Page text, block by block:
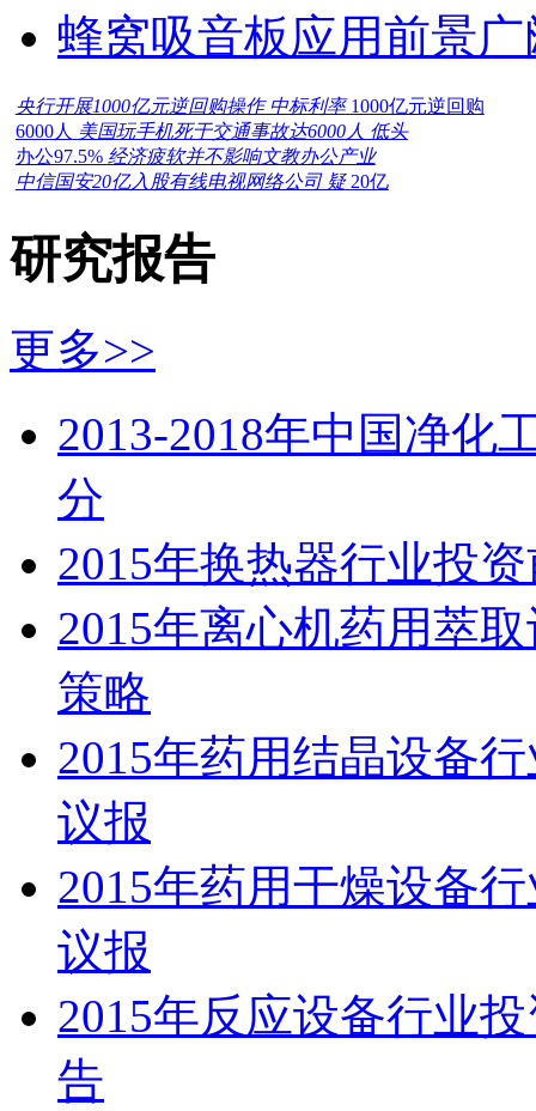
蜂窝吸音板应用前景
央行开展1000亿元逆回购操作 中标利率 1000亿元逆回购
6000人 美国玩手机死于交通事故达6000人 低头
办公97.5% 经济疲软并不影响文教办公产业
中信国安20亿入股有线电视网络公司 疑 20亿
研究报告
更多>>
2013-2018年中国净化
分
2015年换热器行业投
2015年离心机药用萃
策略
2015年药用结晶设备
议报
2015年药用干燥设备
议报
2015年反应设备行业
告